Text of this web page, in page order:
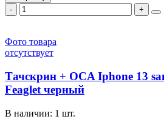
-
+
Фото товара
отсутствует
Тачскрин + OCA Iphone 13
Feaglet черный
В наличии: 1 шт.